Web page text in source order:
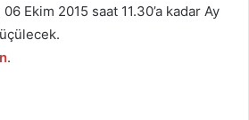
Ekim 2015 saat 11.30’a kadar Ay
.